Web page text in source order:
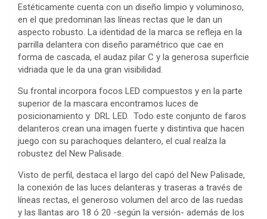
Estéticamente cuenta con un diseño limpio y voluminoso,
en el que predominan las líneas rectas que le dan un
aspecto robusto. La identidad de la marca se refleja en la
parrilla delantera con diseño paramétrico que cae en
forma de cascada, el audaz pilar C y la generosa superficie
vidriada que le da una gran visibilidad.
Su frontal incorpora focos LED compuestos y en la parte
superior de la mascara encontramos luces de
posicionamiento y DRL LED. Todo este conjunto de faros
delanteros crean una imagen fuerte y distintiva que hacen
juego con su parachoques delantero, el cual realza la
robustez del New Palisade.
Visto de perfil, destaca el largo del capó del New Palisade,
la conexión de las luces delanteras y traseras a través de
líneas rectas, el generoso volumen del arco de las ruedas
y las llantas aro 18 ó 20 -según la versión- además de los